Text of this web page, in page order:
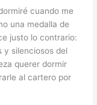
cuando me
una medalla de
justo lo contrario:
y silenciosos del
querer dormir
al cartero por